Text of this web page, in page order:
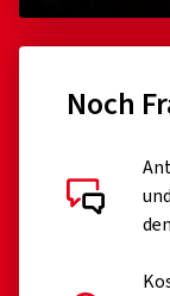
Noch
den